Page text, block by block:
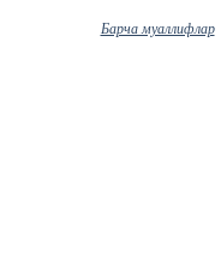
Барча муаллифлар